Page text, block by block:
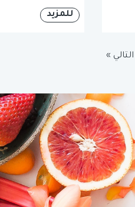
للمزيد
التالي »